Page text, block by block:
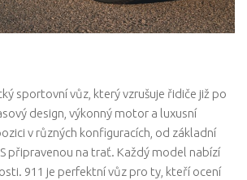
sportovní vůz, který vzrušuje řidiče již po
design, výkonný motor a luxusní
v různých konfiguracích, od základní
připravenou na trať. Každý model nabízí
911 je perfektní vůz pro ty, kteří ocení